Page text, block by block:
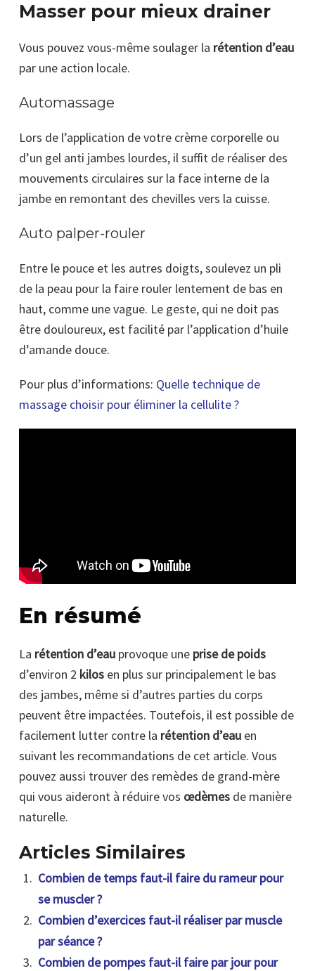
Masser pour mieux drainer
Vous pouvez vous-même soulager la rétention d’eau
par une action locale.
Automassage
Lors de l’application de votre crème corporelle ou
d’un gel anti jambes lourdes, il suffit de réaliser des
mouvements circulaires sur la face interne de la
jambe en remontant des chevilles vers la cuisse.
Auto palper-rouler
Entre le pouce et les autres doigts, soulevez un pli
de la peau pour la faire rouler lentement de bas en
haut, comme une vague. Le geste, qui ne doit pas
être douloureux, est facilité par l’application d’huile
d’amande douce.
Pour plus d’informations: Quelle technique de
massage choisir pour éliminer la cellulite ?
En résumé
La rétention d’eau provoque une prise de poids
d’environ 2 kilos en plus sur principalement le bas
des jambes, même si d’autres parties du corps
peuvent être impactées. Toutefois, il est possible de
facilement lutter contre la rétention d’eau en
suivant les recommandations de cet article. Vous
pouvez aussi trouver des remèdes de grand-mère
qui vous aideront à réduire vos œdèmes de manière
naturelle.
Articles Similaires
Combien de temps faut-il faire du rameur pour
se muscler ?
Combien d’exercices faut-il réaliser par muscle
par séance ?
Combien de pompes faut-il faire par jour pour